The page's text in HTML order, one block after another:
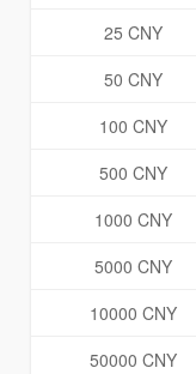
25 CNY
50 CNY
100 CNY
500 CNY
1000 CNY
5000 CNY
10000 CNY
50000 CNY